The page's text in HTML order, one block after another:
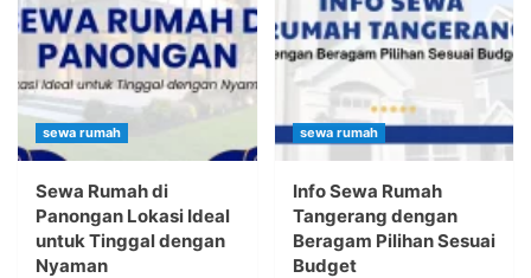
sewa rumah
Sewa Rumah di
Panongan Lokasi Ideal
untuk Tinggal dengan
Nyaman
sewa rumah
Info Sewa Rumah
Tangerang dengan
Beragam Pilihan Sesuai
Budget